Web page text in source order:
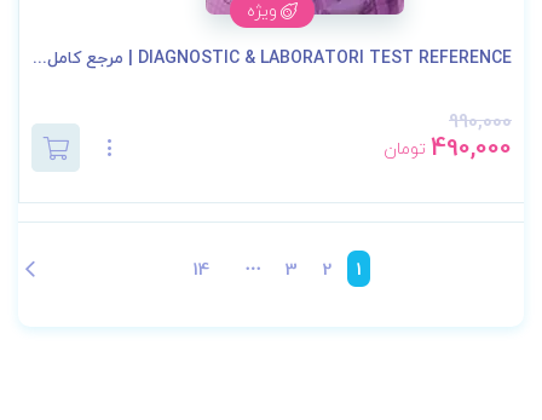
ویژه
DIAGNOSTIC & LABORATORI TEST REFERENCE | مرجع کامل...
990,000
490,000 تومان
1
2
3
14